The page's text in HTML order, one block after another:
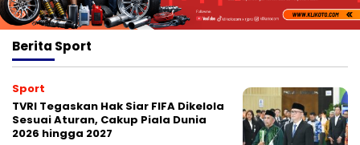
Berita Sport
Sport
TVRI Tegaskan Hak Siar FIFA Dikelola
Sesuai Aturan, Cakup Piala Dunia
2026 hingga 2027